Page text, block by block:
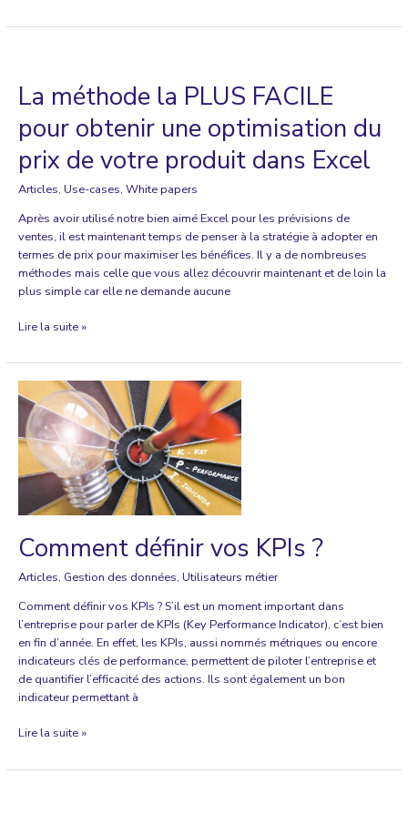
je
clients
Utilisez
le
clienteling
comme
phare
de
votre
entreprise
La méthode la PLUS FACILE
pour obtenir une optimisation du
prix de votre produit dans Excel
Articles, Use-cases, White papers
Après avoir utilisé notre bien aimé Excel pour les prévisions de
ventes, il est maintenant temps de penser à la stratégie à adopter en
termes de prix pour maximiser les bénéfices. Il y a de nombreuses
méthodes mais celle que vous allez découvrir maintenant et de loin la
plus simple car elle ne demande aucune
La
la
PLUS
FACILE
pour
obtenir
une
optimisation
du
prix
votre
dans
Excel
Lire la suite »
Comment définir vos KPIs ?
Articles, Gestion des données, Utilisateurs métier
Comment définir vos KPIs ? S’il est un moment important dans
l’entreprise pour parler de KPIs (Key Performance Indicator), c’est bien
en fin d’année. En effet, les KPIs, aussi nommés métriques ou encore
indicateurs clés de performance, permettent de piloter l’entreprise et
de quantifier l’efficacité des actions. Ils sont également un bon
indicateur permettant à
Comment
vos
Lire la suite »